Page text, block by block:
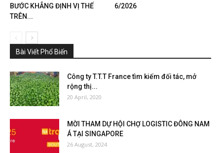
BƯỚC KHẲNG ĐỊNH VỊ THẾ
TRÊN...
6/2026
Bài Viết Phổ Biến
Công ty T.T.T France tìm kiếm đối tác, mở
rộng thị...
20 April, 2020
MỜI THAM DỰ HỘI CHỢ LOGISTIC ĐÔNG NAM
Á TẠI SINGAPORE
26 August, 2024